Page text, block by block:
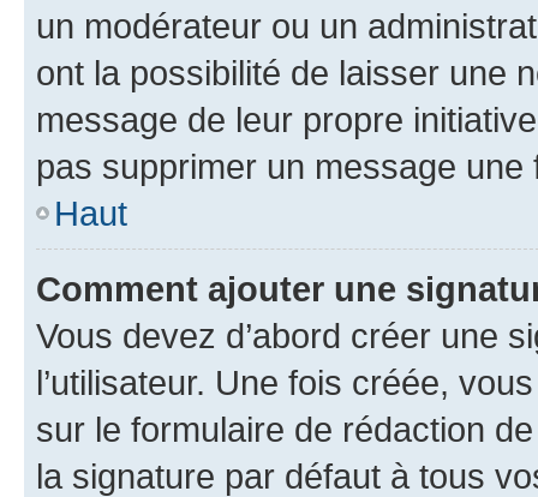
un modérateur ou un
ont la possibilité de laisser une
message de leur propre
pas supprimer un message une
Haut
Comment ajouter une
Vous devez d’abord créer une
l’utilisateur. Une fois créée,
sur le formulaire de rédaction
la signature par défaut à tous